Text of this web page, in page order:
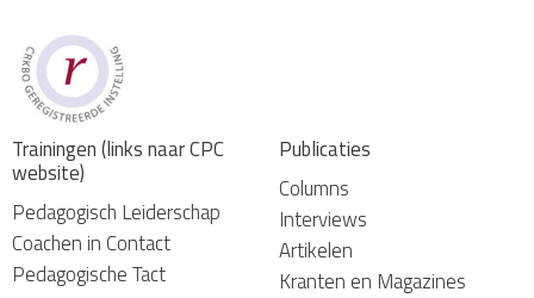
Trainingen (links naar CPC
website)
Pedagogisch Leiderschap
Coachen in Contact
Pedagogische Tact
Publicaties
Columns
Interviews
Artikelen
Kranten en Magazines